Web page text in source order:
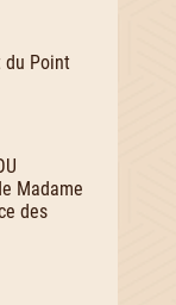
du Point
Madame
des